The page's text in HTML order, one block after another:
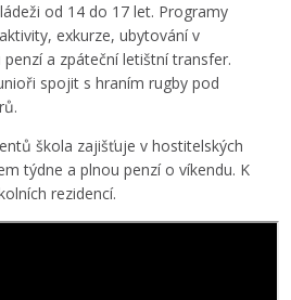
od 14 do 17 let. Programy
exkurze, ubytování v
a zpáteční letištní transfer.
spojit s hraním rugby pod
škola zajišťuje v hostitelských
týdne a plnou penzí o víkendu. K
rezidencí.